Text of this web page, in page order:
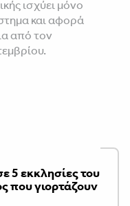
ισχύει μόνο
και αφορά
από τον
5 εκκλησίες του
που γιορτάζουν